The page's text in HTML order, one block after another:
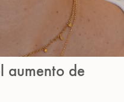
aumento de